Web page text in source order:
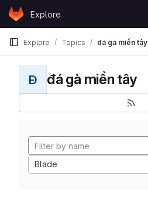
Skip to content
GitLabExplore
Explore Topics đá gà miền tây
Đ đá gà miền tây
Blade